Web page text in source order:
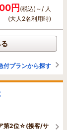
円(税込)～/ 人
(大人2名利用時)
付プランから探す
第2位☆(接客/サ